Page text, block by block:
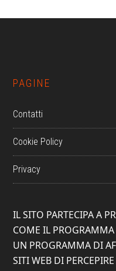
PAGINE
Contatti
Cookie Policy
Privacy
IL SITO PARTECIPA A
COME IL
UN PROGRAMMA DI
SITI WEB DI